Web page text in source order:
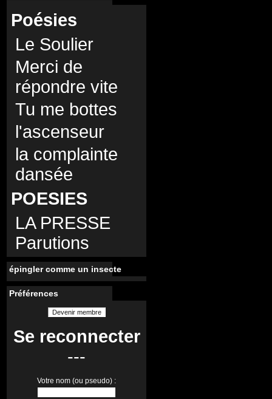
Poésies
Le Soulier
Merci de
répondre vite
Tu me bottes
l'ascenseur
la complainte
dansée
POESIES
LA PRESSE
Parutions
épingler comme un insecte
Préférences
Devenir membre
Se reconnecter
---
Votre nom (ou pseudo) :